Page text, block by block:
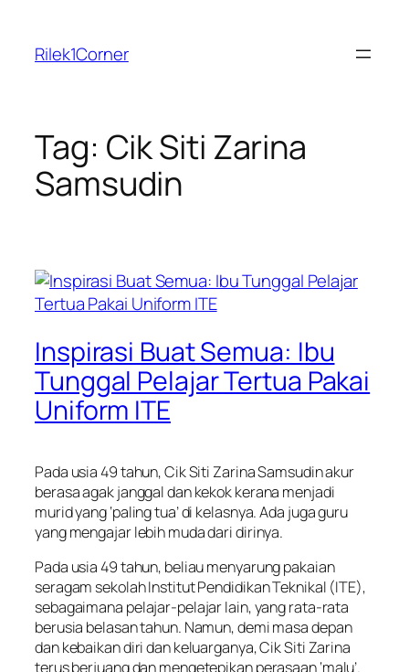
content
Rilek1Corner
Tag: Cik Siti Zarina
Samsudin
Inspirasi Buat Semua: Ibu
Tunggal Pelajar Tertua Pakai
Uniform ITE
Pada usia 49 tahun, Cik Siti Zarina Samsudin akur
berasa agak janggal dan kekok kerana menjadi
murid yang ‘paling tua’ di kelasnya. Ada juga guru
yang mengajar lebih muda dari dirinya.
Pada usia 49 tahun, beliau menyarung pakaian
seragam sekolah Institut Pendidikan Teknikal (ITE),
sebagaimana pelajar-pelajar lain, yang rata-rata
berusia belasan tahun. Namun, demi masa depan
dan kebaikan diri dan keluarganya, Cik Siti Zarina
terus berjuang dan mengetepikan perasaan ‘malu’.